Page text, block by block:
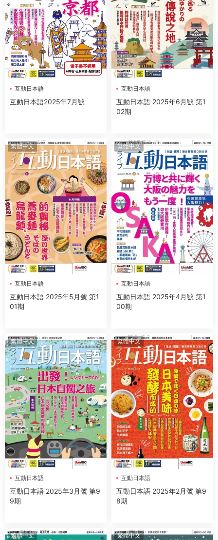
互動日本語
互動日本語2025年7月號
互動日本語
互動日本語 2025年6月號 第1
02期
繁體中文
互動日本語
互動日本語 2025年5月號 第1
01期
繁體中文
互動日本語
互動日本語 2025年4月號 第1
00期
繁體中文
互動日本語
互動日本語 2025年3月號 第9
9期
繁體中文
互動日本語
互動日本語 2025年2月號 第9
8期
繁體中文 繁體中文